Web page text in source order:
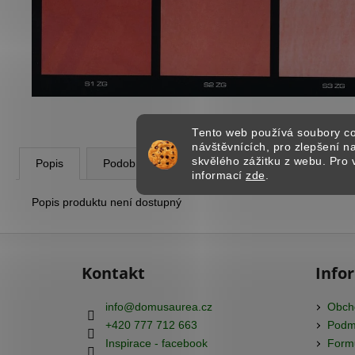
Tento web používá soubory
návštěvnících, pro zlepšení
skvělého zážitku z webu. Pro
informací zde
Popis Podobné (8) Diskuze
Popis produktu není dostupný
Kontakt
info@domusaurea.cz
+420 777 712 663
Inspirace - facebook